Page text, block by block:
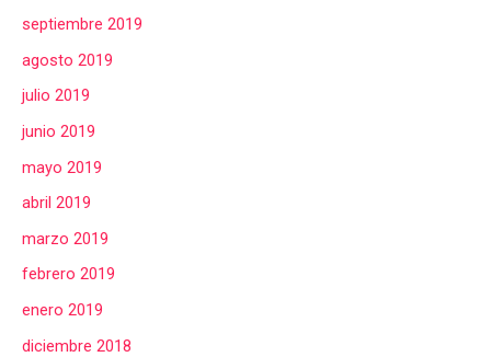
septiembre 2019
agosto 2019
julio 2019
junio 2019
mayo 2019
abril 2019
marzo 2019
febrero 2019
enero 2019
diciembre 2018